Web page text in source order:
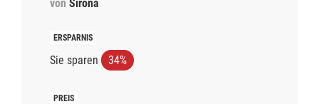
von Sirona
Sie sparen 34%